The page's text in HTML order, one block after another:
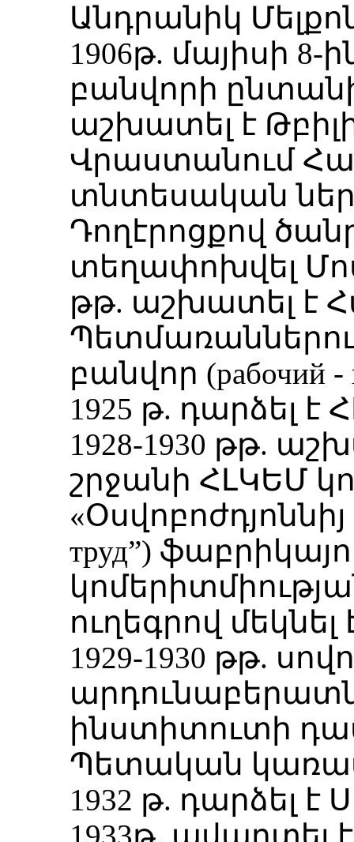
Անդրանիկ
1906թ. մայիսի
բանվորի
աշխատել է
Վրաստանում
տնտեսական
Դողէրոցքով
տեղափոխվել
թթ. աշխատել է
բանվոր (рабочий -
1925 թ. դարձել
1928-1930 թթ.
շրջանի ՀԼԿԵՄ
«Օսվոբոժդյոննիյ
труд”)
ուղեգրով մեկնել
1929-1930 թթ.
ինստիտուտի
Պետական
1932 թ. դարձել